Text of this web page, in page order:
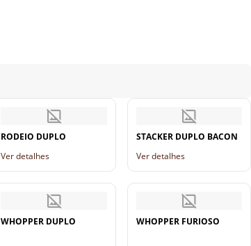
RODEIO DUPLO
Ver detalhes
STACKER DUPLO BACON
Ver detalhes
WHOPPER DUPLO WHOPPER FURIOSO